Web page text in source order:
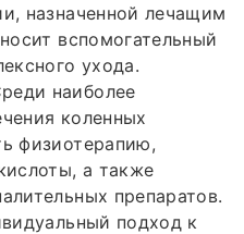
назначенной лечащим
вспомогательный
ухода.
наиболее
коленных
физиотерапию,
а также
препаратов.
подход к